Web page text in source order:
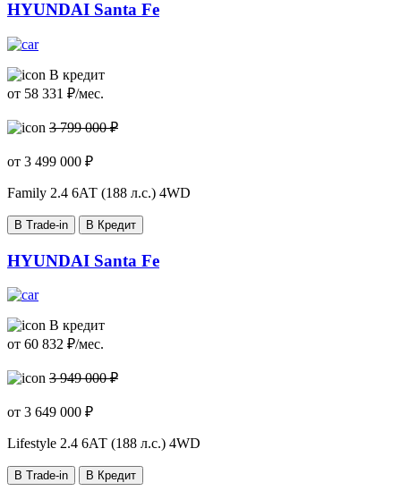
HYUNDAI Santa Fe
В кредит
от 58 331 ₽/мес.
3 799 000 ₽
от 3 499 000 ₽
Family 2.4 6АТ (188 л.с.) 4WD
В Trade-in В Кредит
HYUNDAI Santa Fe
В кредит
от 60 832 ₽/мес.
3 949 000 ₽
от 3 649 000 ₽
Lifestyle 2.4 6АТ (188 л.с.) 4WD
В Trade-in В Кредит